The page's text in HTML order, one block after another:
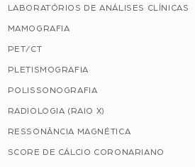
LABORATÓRIOS DE ANÁLISES CLÍNICAS
MAMOGRAFIA
PET/CT
PLETISMOGRAFIA
POLISSONOGRAFIA
RADIOLOGIA (RAIO X)
RESSONÂNCIA MAGNÉTICA
SCORE DE CÁLCIO CORONARIANO